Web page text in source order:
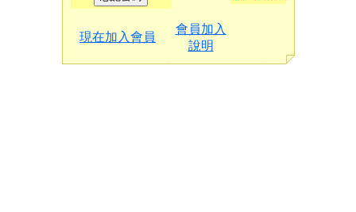
現在加入會員
會員加入
說明